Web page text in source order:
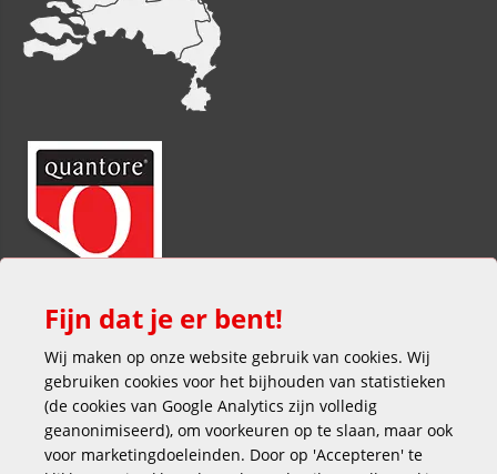
Fijn dat je er bent!
Wij maken op onze website gebruik van cookies. Wij
gebruiken cookies voor het bijhouden van statistieken
(de cookies van Google Analytics zijn volledig
geanonimiseerd), om voorkeuren op te slaan, maar ook
voor marketingdoeleinden. Door op 'Accepteren' te